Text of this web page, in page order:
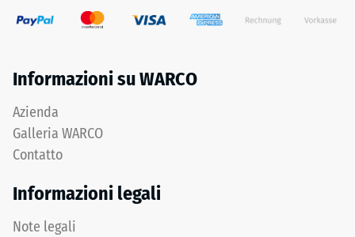
Informazioni su WARCO
Azienda
Galleria WARCO
Contatto
Informazioni legali
Note legali